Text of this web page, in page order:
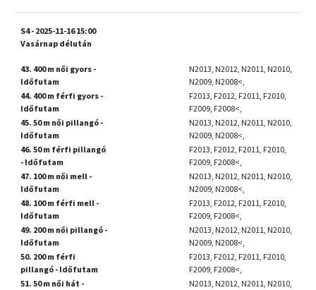
S4 - 2025-11-16 15:00
Vasárnap délután
43. 400 m női gyors -
Időfutam
N2013, N2012, N2011, N2010,
N2009, N2008<,
44. 400 m férfi gyors -
Időfutam
F2013, F2012, F2011, F2010,
F2009, F2008<,
45. 50 m női pillangó -
Időfutam
N2013, N2012, N2011, N2010,
N2009, N2008<,
46. 50 m férfi pillangó
- Időfutam
F2013, F2012, F2011, F2010,
F2009, F2008<,
47. 100 m női mell -
Időfutam
N2013, N2012, N2011, N2010,
N2009, N2008<,
48. 100 m férfi mell -
Időfutam
F2013, F2012, F2011, F2010,
F2009, F2008<,
49. 200 m női pillangó -
Időfutam
N2013, N2012, N2011, N2010,
N2009, N2008<,
50. 200 m férfi
pillangó - Időfutam
F2013, F2012, F2011, F2010,
F2009, F2008<,
51. 50 m női hát -
N2013, N2012, N2011, N2010,